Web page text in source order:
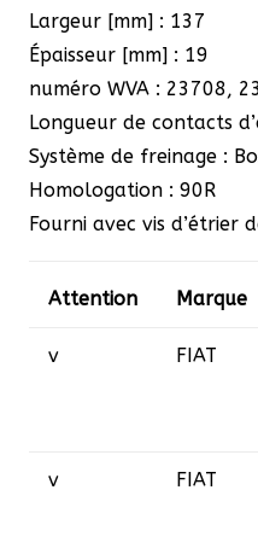
Largeur [mm] : 137
Épaisseur [mm] : 19
numéro WVA : 23708,
Longueur de contacts
Système de freinage :
Homologation : 90R
Fourni avec vis d’étrier
Attention Marque
v FIAT
v FIAT